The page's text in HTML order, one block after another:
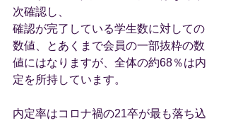
次確認し、
確認が完了している学生数に対しての
数値、とあくまで会員の一部抜粋の数
値にはなりますが、全体の約68％は内
定を所持しています。
内定率はコロナ禍の21卒が最も落ち込